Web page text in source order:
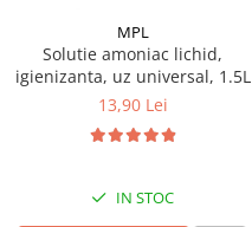
MPL
Solutie amoniac lichid,
igienizanta, uz universal, 1.5L
13,90 Lei
IN STOC